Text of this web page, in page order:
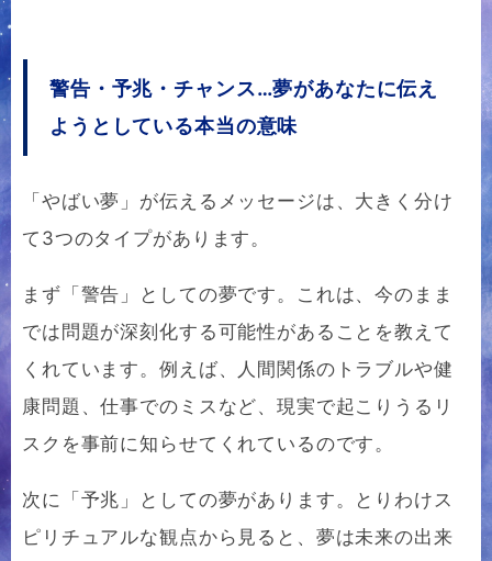
警告・予兆・チャンス…夢があなたに伝え
ようとしている本当の意味
「やばい夢」が伝えるメッセージは、大きく分け
て3つのタイプがあります。
まず「警告」としての夢です。これは、今のまま
では問題が深刻化する可能性があることを教えて
くれています。例えば、人間関係のトラブルや健
康問題、仕事でのミスなど、現実で起こりうるリ
スクを事前に知らせてくれているのです。
次に「予兆」としての夢があります。とりわけス
ピリチュアルな観点から見ると、夢は未来の出来